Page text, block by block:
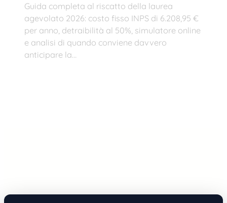
Guida completa al riscatto della laurea
agevolato 2026: costo fisso INPS di 6.208,95 €
per anno, detraibilità al 50%, simulatore online
e analisi di quando conviene davvero
anticipare la…